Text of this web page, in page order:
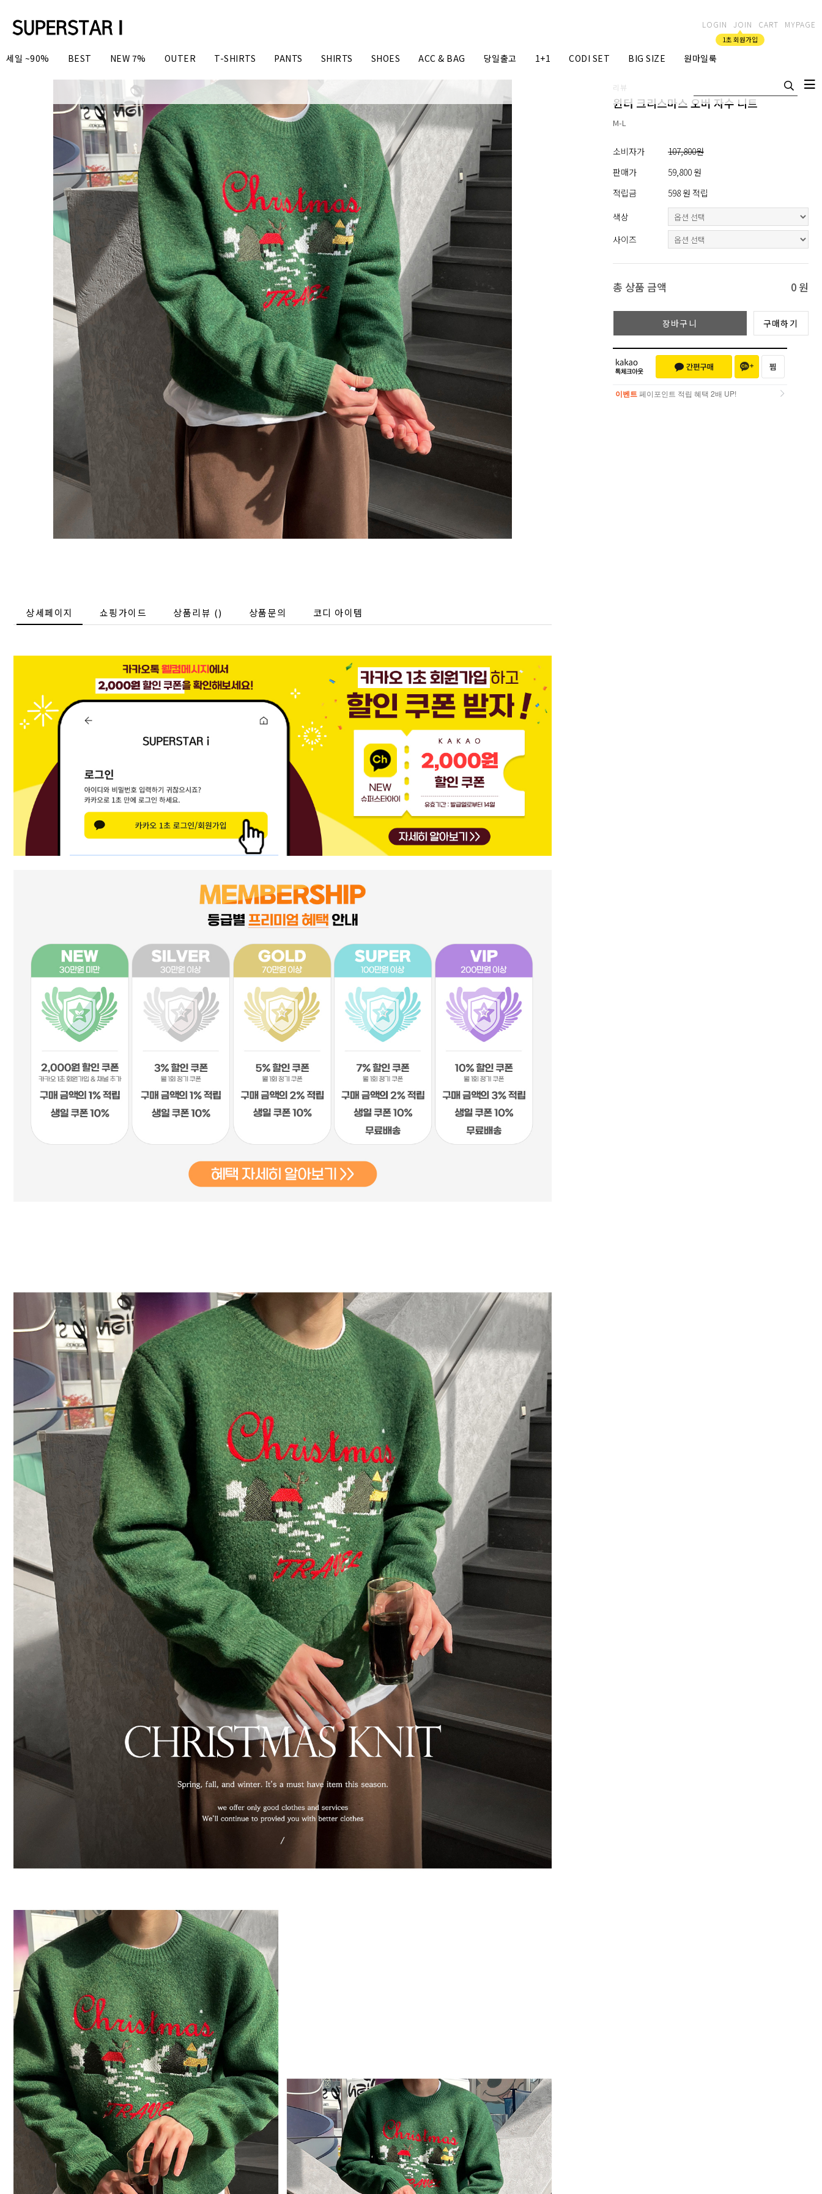
LOGIN JOIN
1초 회원가입
CART MYPAGE
세일 ~90% BEST NEW 7% OUTER T-SHIRTS PANTS SHIRTS SHOES ACC & BAG 당일출고 1+1 CODI SET BIG SIZE 원마일룩
리뷰
윈터 크리스마스 오버 자수 니트
M-L
소비자가
107,800원
판매가
59,800 원
적립금
598 원 적립
색상
사이즈
총 상품 금액 0 원
장바구니 구매하기
이벤트페이포인트 적립 혜택 2배 UP!
상세페이지 쇼핑가이드 상품리뷰 () 상품문의 코디 아이템